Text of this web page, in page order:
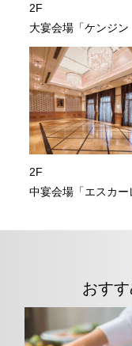
2F
大宴会場「ケンジン
2F
中宴会場「エスカー
おす